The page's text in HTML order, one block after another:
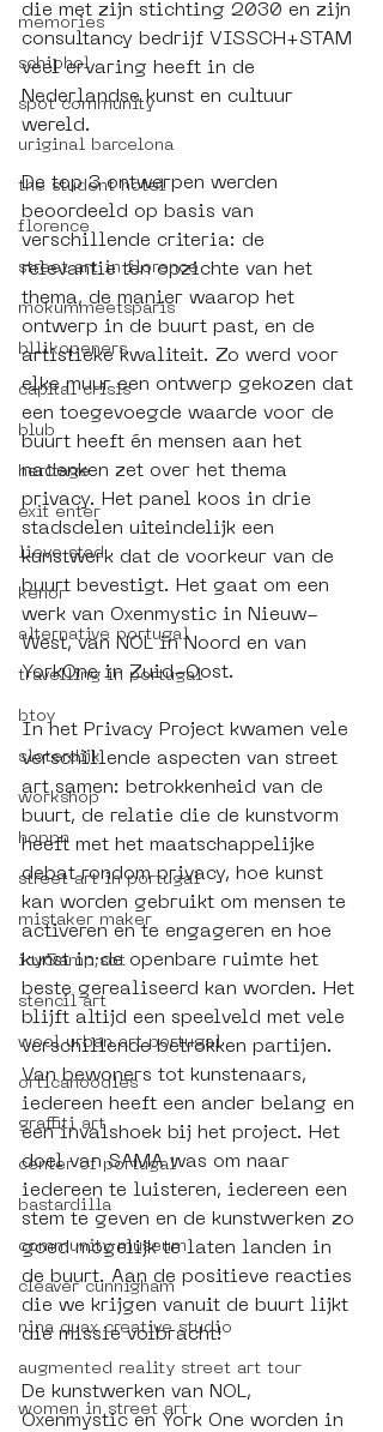
memories
schiphol
spot community
uriginal barcelona
the student hotel
florence
street art in florence
mokummeetsparis
bllikopeners
capital crisis
blub
heritage
exit enter
lieve stad
kenor
alternative portugal
travelling in portugal
btoy
sloterdijk
workshop
hoppn
street art in portugal
mistaker maker
icy&amp;sot
stencil art
wool urban art portugal
orticanoodles
graffiti art
center of portugal
bastardilla
community museum
cleaver cunnigham
nina quax creative studio
augmented reality street art tour
women in street art
die met zijn stichting 2030 en zijn
consultancy bedrijf VISSCH+STAM
veel ervaring heeft in de
Nederlandse kunst en cultuur
wereld.
De top 3 ontwerpen werden
beoordeeld op basis van
verschillende criteria: de
relevantie ten opzichte van het
thema, de manier waarop het
ontwerp in de buurt past, en de
artistieke kwaliteit. Zo werd voor
elke muur een ontwerp gekozen dat
een toegevoegde waarde voor de
buurt heeft én mensen aan het
nadenken zet over het thema
privacy. Het panel koos in drie
stadsdelen uiteindelijk een
kunstwerk dat de voorkeur van de
buurt bevestigt. Het gaat om een
werk van Oxenmystic in Nieuw-
West, van NOL in Noord en van
YorkOne in Zuid-Oost.
In het Privacy Project kwamen vele
verschillende aspecten van street
art samen: betrokkenheid van de
buurt, de relatie die de kunstvorm
heeft met het maatschappelijke
debat rondom privacy, hoe kunst
kan worden gebruikt om mensen te
activeren en te engageren en hoe
kunst in de openbare ruimte het
beste gerealiseerd kan worden. Het
blijft altijd een speelveld met vele
verschillende betrokken partijen.
Van bewoners tot kunstenaars,
iedereen heeft een ander belang en
een invalshoek bij het project. Het
doel van SAMA was om naar
iedereen te luisteren, iedereen een
stem te geven en de kunstwerken zo
goed mogelijk te laten landen in
de buurt. Aan de positieve reacties
die we krijgen vanuit de buurt lijkt
die missie volbracht!
De kunstwerken van NOL,
Oxenmystic en York One worden in